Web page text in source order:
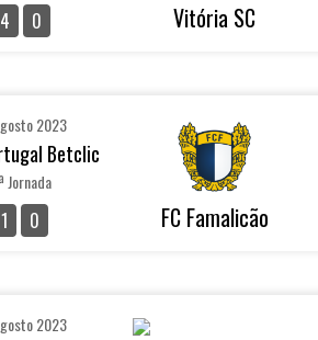
4 0 Vitória SC
2023
Betclic
Jornada
1 0 FC Famalicão
2023